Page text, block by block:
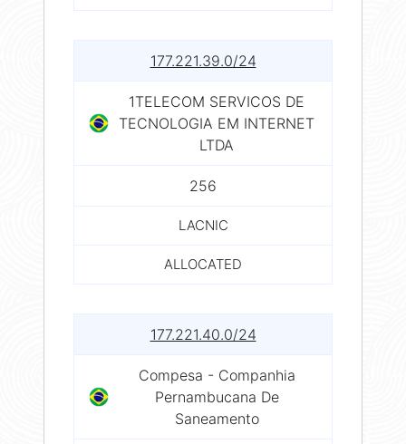
177.221.39.0/24
1TELECOM SERVICOS DE
TECNOLOGIA EM INTERNET
LTDA
256
LACNIC
ALLOCATED
177.221.40.0/24
Compesa - Companhia
Pernambucana De
Saneamento